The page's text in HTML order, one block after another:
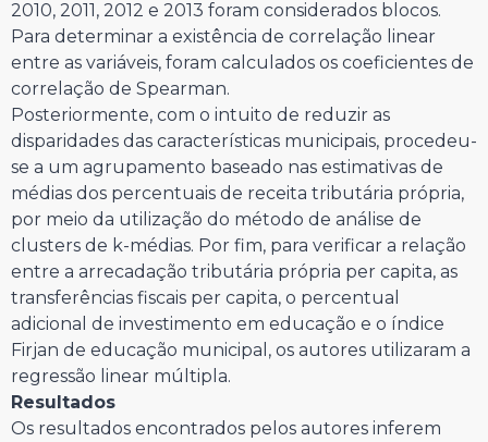
2010, 2011, 2012 e 2013 foram considerados blocos.
Para determinar a existência de correlação linear
entre as variáveis, foram calculados os coeficientes de
correlação de Spearman.
Posteriormente, com o intuito de reduzir as
disparidades das características municipais, procedeu-
se a um agrupamento baseado nas estimativas de
médias dos percentuais de receita tributária própria,
por meio da utilização do método de análise de
clusters de k-médias. Por fim, para verificar a relação
entre a arrecadação tributária própria per capita, as
transferências fiscais per capita, o percentual
adicional de investimento em educação e o índice
Firjan de educação municipal, os autores utilizaram a
regressão linear múltipla.
Resultados
Os resultados encontrados pelos autores inferem